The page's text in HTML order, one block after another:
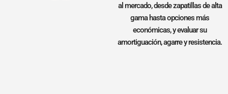
al mercado, desde zapatillas de alta
gama hasta opciones más
económicas, y evaluar su
amortiguación, agarre y resistencia.